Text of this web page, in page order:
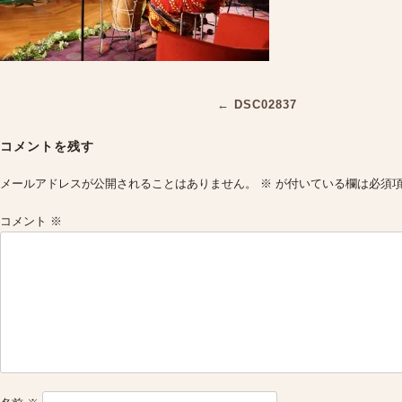
← DSC02837
コメントを残す
メールアドレスが公開されることはありません。 ※ が付いている欄は必須
コメント ※